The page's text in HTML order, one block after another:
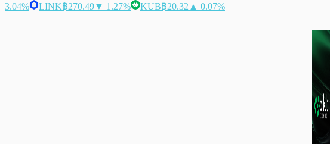
3.04%
LINK฿270.49▼ 1.27% KUB฿20.32 ▲ 0.07%